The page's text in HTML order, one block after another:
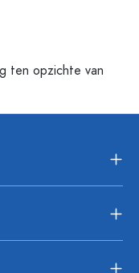
ten opzichte van